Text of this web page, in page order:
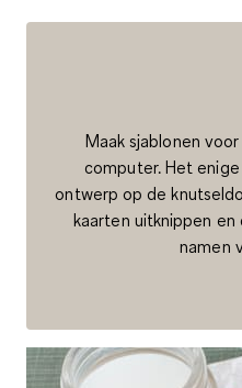
Maak sjablonen
computer. Het
ontwerp op de
kaarten uitknippen
namen